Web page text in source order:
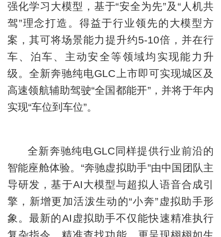
强化学习大模型，基于“安全为先”及“人机共
驾”理念打造。得益于行业领先的大模型方
案，其可将场景能力提升约5-10倍，并在行
车、泊车、主动安全等领域均实现能力升
级。全新奔驰纯电GLC上市即可实现城区及
高速领航辅助驾驶“全国都能开”，并将于年内
实现“车位到车位”。
全新奔驰纯电GLC同样提供行业前沿的
智能座舱体验。“奔驰虚拟助手”由中国团队主
导研发，基于AI大模型与超拟人语音合成引
擎，新增更加活泼生动的“小奔”虚拟助手形
象。最新的AI虚拟助手不仅能快速精准执行